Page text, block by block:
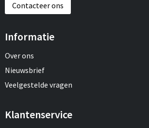
Contacteer ons
Informatie
Over ons
Nieuwsbrief
Veelgestelde vragen
Klantenservice